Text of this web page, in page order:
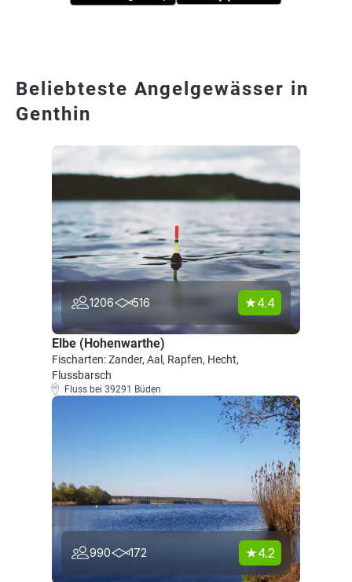
Beliebteste Angelgewässer in
Genthin
1206 516 4.4
Elbe (Hohenwarthe)
Fischarten: Zander, Aal, Rapfen, Hecht,
Flussbarsch
Fluss bei 39291 Büden
990 172 4.2